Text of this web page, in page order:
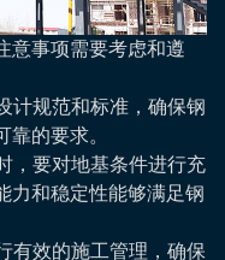
意事项需要考虑和遵
计规范和标准，确保钢
的要求。
，要对地基条件进行充
力和稳定性能够满足钢
有效的施工管理，确保